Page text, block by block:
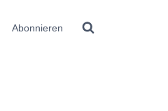
Abonnieren